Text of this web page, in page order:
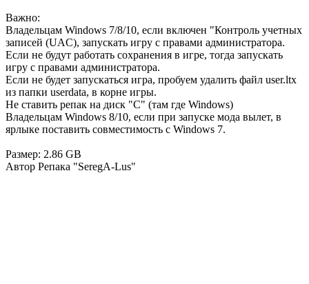
Важно:
Владельцам Windows 7/8/10, если включен "Контроль учетных
записей (UAC), запускать игру с правами администратора.
Если не будут работать сохранения в игре, тогда запускать
игру с правами администратора.
Если не будет запускаться игра, пробуем удалить файл user.ltx
из папки userdata, в корне игры.
Не ставить репак на диск "С" (там где Windows)
Владельцам Windows 8/10, если при запуске мода вылет, в
ярлыке поставить совместимость с Windows 7.
Размер: 2.86 GB
Автор Репака "SeregA-Lus"